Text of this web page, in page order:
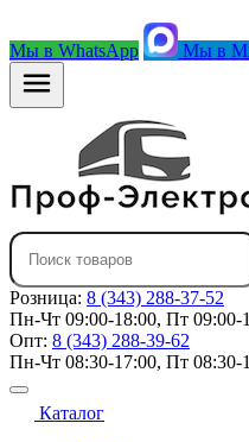
Мы в WhatsApp Мы в
Розница: 8 (343) 288-37-52
Пн-Чт 09:00-18:00, Пт 09:00-
Опт: 8 (343) 288-39-62
Пн-Чт 08:30-17:00, Пт 08:30-
Каталог